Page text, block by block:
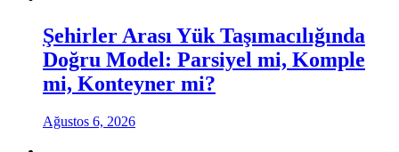
Şehirler Arası Yük Taşımacılığında
Doğru Model: Parsiyel mi, Komple
mi, Konteyner mi?
Ağustos 6, 2026